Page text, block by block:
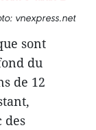
vnexpress.net
sont
du
de 12
des